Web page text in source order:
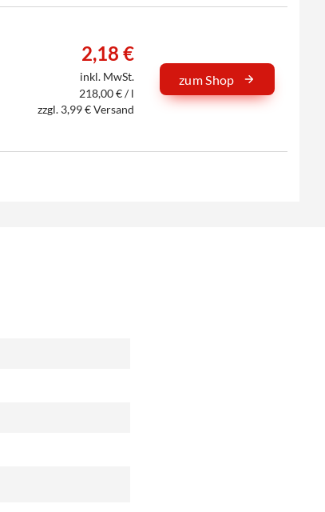
2,18 €
inkl. MwSt.
218,00 € / l
zzgl. 3,99 € Versand
zum Shop